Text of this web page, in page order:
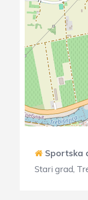
Sportska
Stari grad,